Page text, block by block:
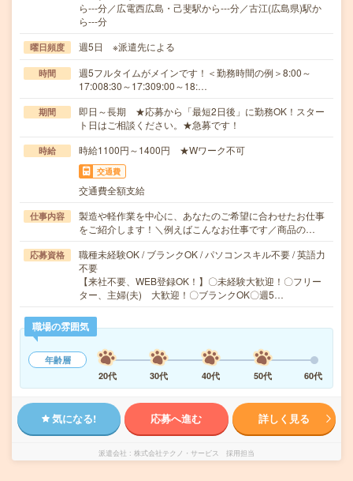
ら---分／広電西広島・己斐駅から---分／古江(広島県)駅か
ら---分
曜日頻度 週5日 ※派遣先による
時間
週5フルタイムがメインです！＜勤務時間の例＞8:00～
17:008:30～17:309:00～18:…
期間
即日～長期 ★応募から「最短2日後」に勤務OK！スター
ト日はご相談ください。★急募です！
時給 時給1100円～1400円 ★Wワーク不可
交通費
交通費全額支給
仕事内容
製造や軽作業を中心に、あなたのご希望に合わせたお仕事
をご紹介します！＼例えばこんなお仕事です／商品の…
応募資格
職種未経験OK / ブランクOK / パソコンスキル不要 / 英語力
不要
【来社不要、WEB登録OK！】〇未経験大歓迎！〇フリー
ター、主婦(夫) 大歓迎！〇ブランクOK〇週5…
職場の雰囲気
年齢層
20代
30代 40代 50代 60代
気になる! 応募へ進む 詳しく見る
派遣会社 株式会社テクノ・サービス 採用担当